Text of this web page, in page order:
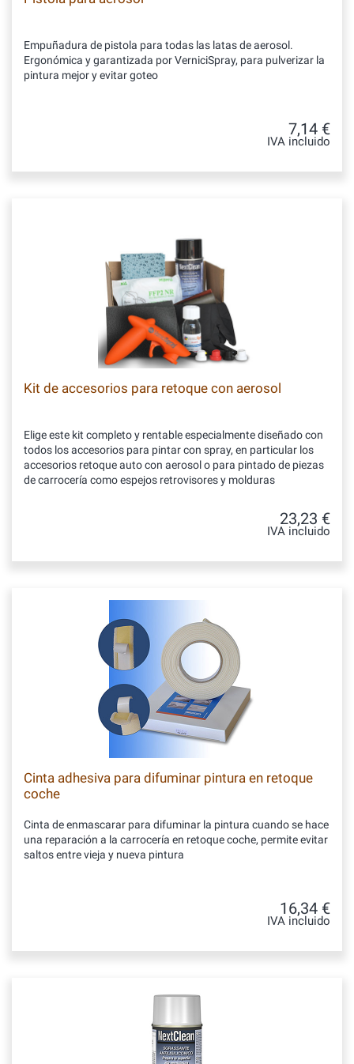
Empuñadura de pistola para todas las latas de aerosol.
Ergonómica y garantizada por VerniciSpray, para pulverizar la
pintura mejor y evitar goteo
7,14 €
IVA incluido
Kit de accesorios para retoque con aerosol
Elige este kit completo y rentable especialmente diseñado con
todos los accesorios para pintar con spray, en particular los
accesorios retoque auto con aerosol o para pintado de piezas
de carrocería como espejos retrovisores y molduras
23,23 €
IVA incluido
Cinta adhesiva para difuminar pintura en retoque
coche
Cinta de enmascarar para difuminar la pintura cuando se hace
una reparación a la carrocería en retoque coche, permite evitar
saltos entre vieja y nueva pintura
16,34 €
IVA incluido